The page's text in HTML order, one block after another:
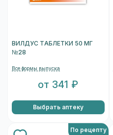
ВИЛДУС ТАБЛЕТКИ 50 МГ
№28
Все формы выпуска
от 341 ₽
Выбрать аптеку
По рецепту